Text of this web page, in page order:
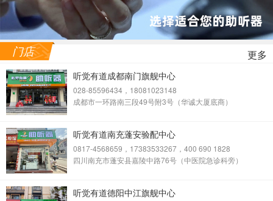
门店 更多
听觉有道成都南门旗舰中心
028-85596434，18081023148
成都市一环路南三段49号附3号（华诚大厦底商）
听觉有道南充蓬安验配中心
0817-4568659，17383533267，400 690 1828
四川南充市蓬安县嘉陵中路76号（中医院急诊科旁）
听觉有道德阳中江旗舰中心